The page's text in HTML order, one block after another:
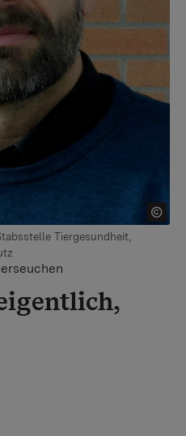
Tiergesundheit,